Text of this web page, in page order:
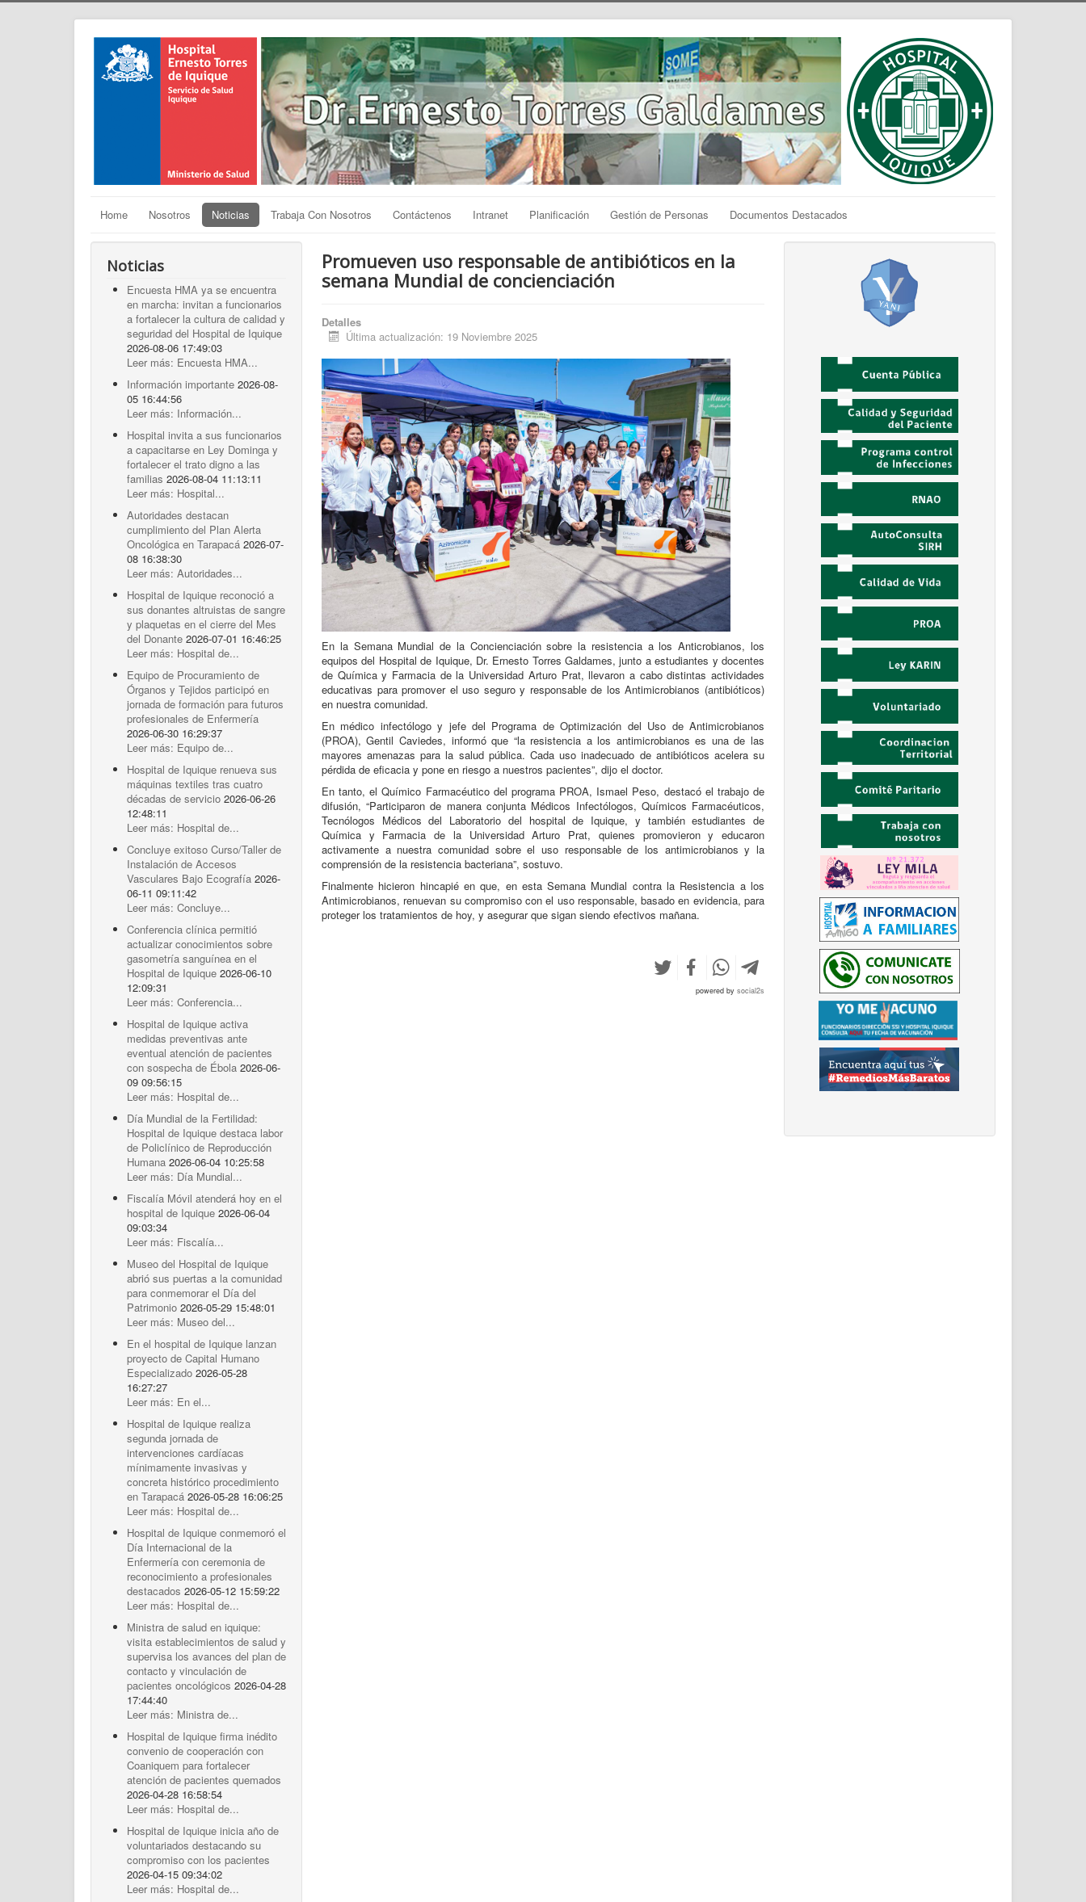
Home Nosotros Noticias Trabaja Con Nosotros Contáctenos Intranet Planificación Gestión de Personas Documentos Destacados
Noticias
Encuesta HMA ya se encuentra
en marcha: invitan a funcionarios
a fortalecer la cultura de calidad y
seguridad del Hospital de Iquique
2026-08-06 17:49:03
Leer más: Encuesta HMA...
Información importante 2026-08-
05 16:44:56
Leer más: Información...
Hospital invita a sus funcionarios
a capacitarse en Ley Dominga y
fortalecer el trato digno a las
familias 2026-08-04 11:13:11
Leer más: Hospital...
Autoridades destacan
cumplimiento del Plan Alerta
Oncológica en Tarapacá 2026-07-
08 16:38:30
Leer más: Autoridades...
Hospital de Iquique reconoció a
sus donantes altruistas de sangre
y plaquetas en el cierre del Mes
del Donante 2026-07-01 16:46:25
Leer más: Hospital de...
Equipo de Procuramiento de
Órganos y Tejidos participó en
jornada de formación para futuros
profesionales de Enfermería
2026-06-30 16:29:37
Leer más: Equipo de...
Hospital de Iquique renueva sus
máquinas textiles tras cuatro
décadas de servicio 2026-06-26
12:48:11
Leer más: Hospital de...
Concluye exitoso Curso/Taller de
Instalación de Accesos
Vasculares Bajo Ecografía 2026-
06-11 09:11:42
Leer más: Concluye...
Conferencia clínica permitió
actualizar conocimientos sobre
gasometría sanguínea en el
Hospital de Iquique 2026-06-10
12:09:31
Leer más: Conferencia...
Hospital de Iquique activa
medidas preventivas ante
eventual atención de pacientes
con sospecha de Ébola 2026-06-
09 09:56:15
Leer más: Hospital de...
Día Mundial de la Fertilidad:
Hospital de Iquique destaca labor
de Policlínico de Reproducción
Humana 2026-06-04 10:25:58
Leer más: Día Mundial...
Fiscalía Móvil atenderá hoy en el
hospital de Iquique 2026-06-04
09:03:34
Leer más: Fiscalía...
Museo del Hospital de Iquique
abrió sus puertas a la comunidad
para conmemorar el Día del
Patrimonio 2026-05-29 15:48:01
Leer más: Museo del...
En el hospital de Iquique lanzan
proyecto de Capital Humano
Especializado 2026-05-28
16:27:27
Leer más: En el...
Hospital de Iquique realiza
segunda jornada de
intervenciones cardíacas
mínimamente invasivas y
concreta histórico procedimiento
en Tarapacá 2026-05-28 16:06:25
Leer más: Hospital de...
Hospital de Iquique conmemoró el
Día Internacional de la
Enfermería con ceremonia de
reconocimiento a profesionales
destacados 2026-05-12 15:59:22
Leer más: Hospital de...
Ministra de salud en iquique:
visita establecimientos de salud y
supervisa los avances del plan de
contacto y vinculación de
pacientes oncológicos 2026-04-28
17:44:40
Leer más: Ministra de...
Hospital de Iquique firma inédito
convenio de cooperación con
Coaniquem para fortalecer
atención de pacientes quemados
2026-04-28 16:58:54
Leer más: Hospital de...
Hospital de Iquique inicia año de
voluntariados destacando su
compromiso con los pacientes
2026-04-15 09:34:02
Leer más: Hospital de...
Promueven uso responsable de antibióticos en la
semana Mundial de concienciación
Detalles
Última actualización: 19 Noviembre 2025
En la Semana Mundial de la Concienciación sobre la resistencia a los Anticrobianos, los
equipos del Hospital de Iquique, Dr. Ernesto Torres Galdames, junto a estudiantes y docentes
de Química y Farmacia de la Universidad Arturo Prat, llevaron a cabo distintas actividades
educativas para promover el uso seguro y responsable de los Antimicrobianos (antibióticos)
en nuestra comunidad.
En médico infectólogo y jefe del Programa de Optimización del Uso de Antimicrobianos
(PROA), Gentil Caviedes, informó que “la resistencia a los antimicrobianos es una de las
mayores amenazas para la salud pública. Cada uso inadecuado de antibióticos acelera su
pérdida de eficacia y pone en riesgo a nuestros pacientes”, dijo el doctor.
En tanto, el Químico Farmacéutico del programa PROA, Ismael Peso, destacó el trabajo de
difusión, “Participaron de manera conjunta Médicos Infectólogos, Químicos Farmacéuticos,
Tecnólogos Médicos del Laboratorio del hospital de Iquique, y también estudiantes de
Química y Farmacia de la Universidad Arturo Prat, quienes promovieron y educaron
activamente a nuestra comunidad sobre el uso responsable de los antimicrobianos y la
comprensión de la resistencia bacteriana”, sostuvo.
Finalmente hicieron hincapié en que, en esta Semana Mundial contra la Resistencia a los
Antimicrobianos, renuevan su compromiso con el uso responsable, basado en evidencia, para
proteger los tratamientos de hoy, y asegurar que sigan siendo efectivos mañana.
powered bysocial2s